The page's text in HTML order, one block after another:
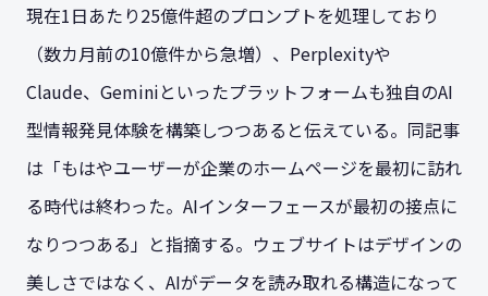
現在1日あたり25億件超のプロンプトを処理しており
（数カ月前の10億件から急増）、Perplexityや
Claude、Geminiといったプラットフォームも独自のAI
型情報発見体験を構築しつつあると伝えている。同記事
は「もはやユーザーが企業のホームページを最初に訪れ
る時代は終わった。AIインターフェースが最初の接点に
なりつつある」と指摘する。ウェブサイトはデザインの
美しさではなく、AIがデータを読み取れる構造になって